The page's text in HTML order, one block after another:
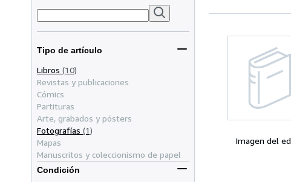
Tipo de artículo
Libros (10)
Revistas y publicaciones
Cómics
Partituras
Arte, grabados y pósters
Fotografías (1)
Mapas
Manuscritos y coleccionismo de papel
Condición
Imagen del